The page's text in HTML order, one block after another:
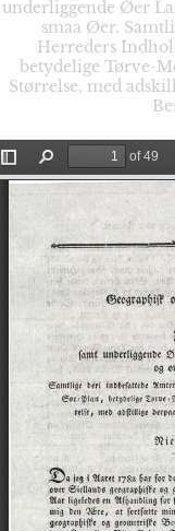
underliggende Øer
smaa Øer.
Herreders
betydelige Tørve-
Størrelse, med